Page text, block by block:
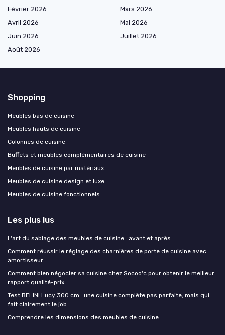
Février 2026
Mars 2026
Avril 2026
Mai 2026
Juin 2026
Juillet 2026
Août 2026
Shopping
Meubles bas de cuisine
Meubles hauts de cuisine
Colonnes de cuisine
Buffets et meubles complémentaires de cuisine
Meubles de cuisine par matériaux
Meubles de cuisine design et luxe
Meubles de cuisine fonctionnels
Les plus lus
L'art du sablage des meubles de cuisine : avant et après
Comment réussir le réglage des charnières de porte de cuisine avec
amortisseur
Comment bien négocier sa cuisine chez Socoo'c pour obtenir le meilleur
rapport qualité-prix
Test BELINI Lucy 300 cm : une cuisine complète pas parfaite, mais qui
fait clairement le job
Comprendre les dimensions des meubles de cuisine